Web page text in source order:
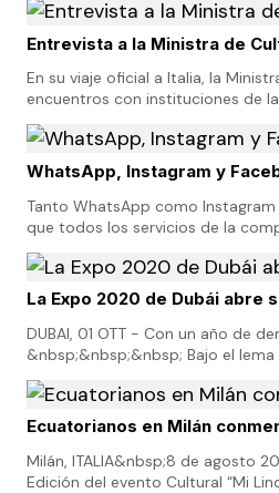
Entrevista a la Ministra de
En su viaje oficial a Italia, la
encuentros con instituciones de
WhatsApp, Instagram y
Tanto WhatsApp como
que todos los servicios de la
La Expo 2020 de Dubái abre
DUBAI, 01 OTT - Con un año de
&nbsp;&nbsp;&nbsp; Bajo el
Ecuatorianos en Milán
Milán, ITALIA&nbsp;8 de agosto
Edición del evento Cultural “Mi